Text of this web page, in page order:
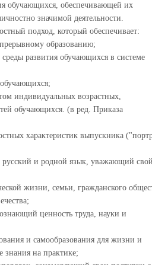
обучающихся, обеспечивающей их
значимой деятельности.
подход, который обеспечивает:
образованию;
развития обучающихся в системе
индивидуальных возрастных,
обучающихся. (в ред. Приказа
характеристик выпускника
и родной язык, уважающий свой
жизни, семьи, гражданского
ценность труда, науки и
и самообразования для жизни и
знания на практике;